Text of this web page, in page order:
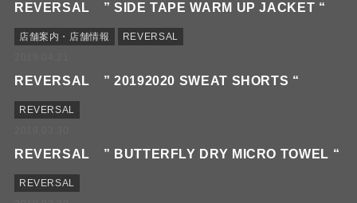
REVERSAL ” SIDE TAPE WARM UP JACKET “
店舗案内・店舗情報
REVERSAL
REVERSAL ” 20192020 SWEAT SHORTS “
REVERSAL
REVERSAL ” BUTTERFLY DRY MICRO TOWEL “
REVERSAL